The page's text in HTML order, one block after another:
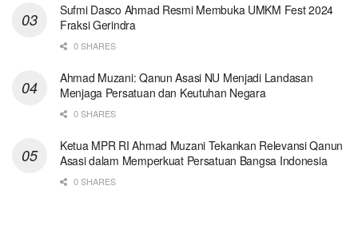
Sufmi Dasco Ahmad Resmi Membuka UMKM Fest 2024
Fraksi Gerindra
0 SHARES
Ahmad Muzani: Qanun Asasi NU Menjadi Landasan
Menjaga Persatuan dan Keutuhan Negara
0 SHARES
Ketua MPR RI Ahmad Muzani Tekankan Relevansi Qanun
Asasi dalam Memperkuat Persatuan Bangsa Indonesia
0 SHARES